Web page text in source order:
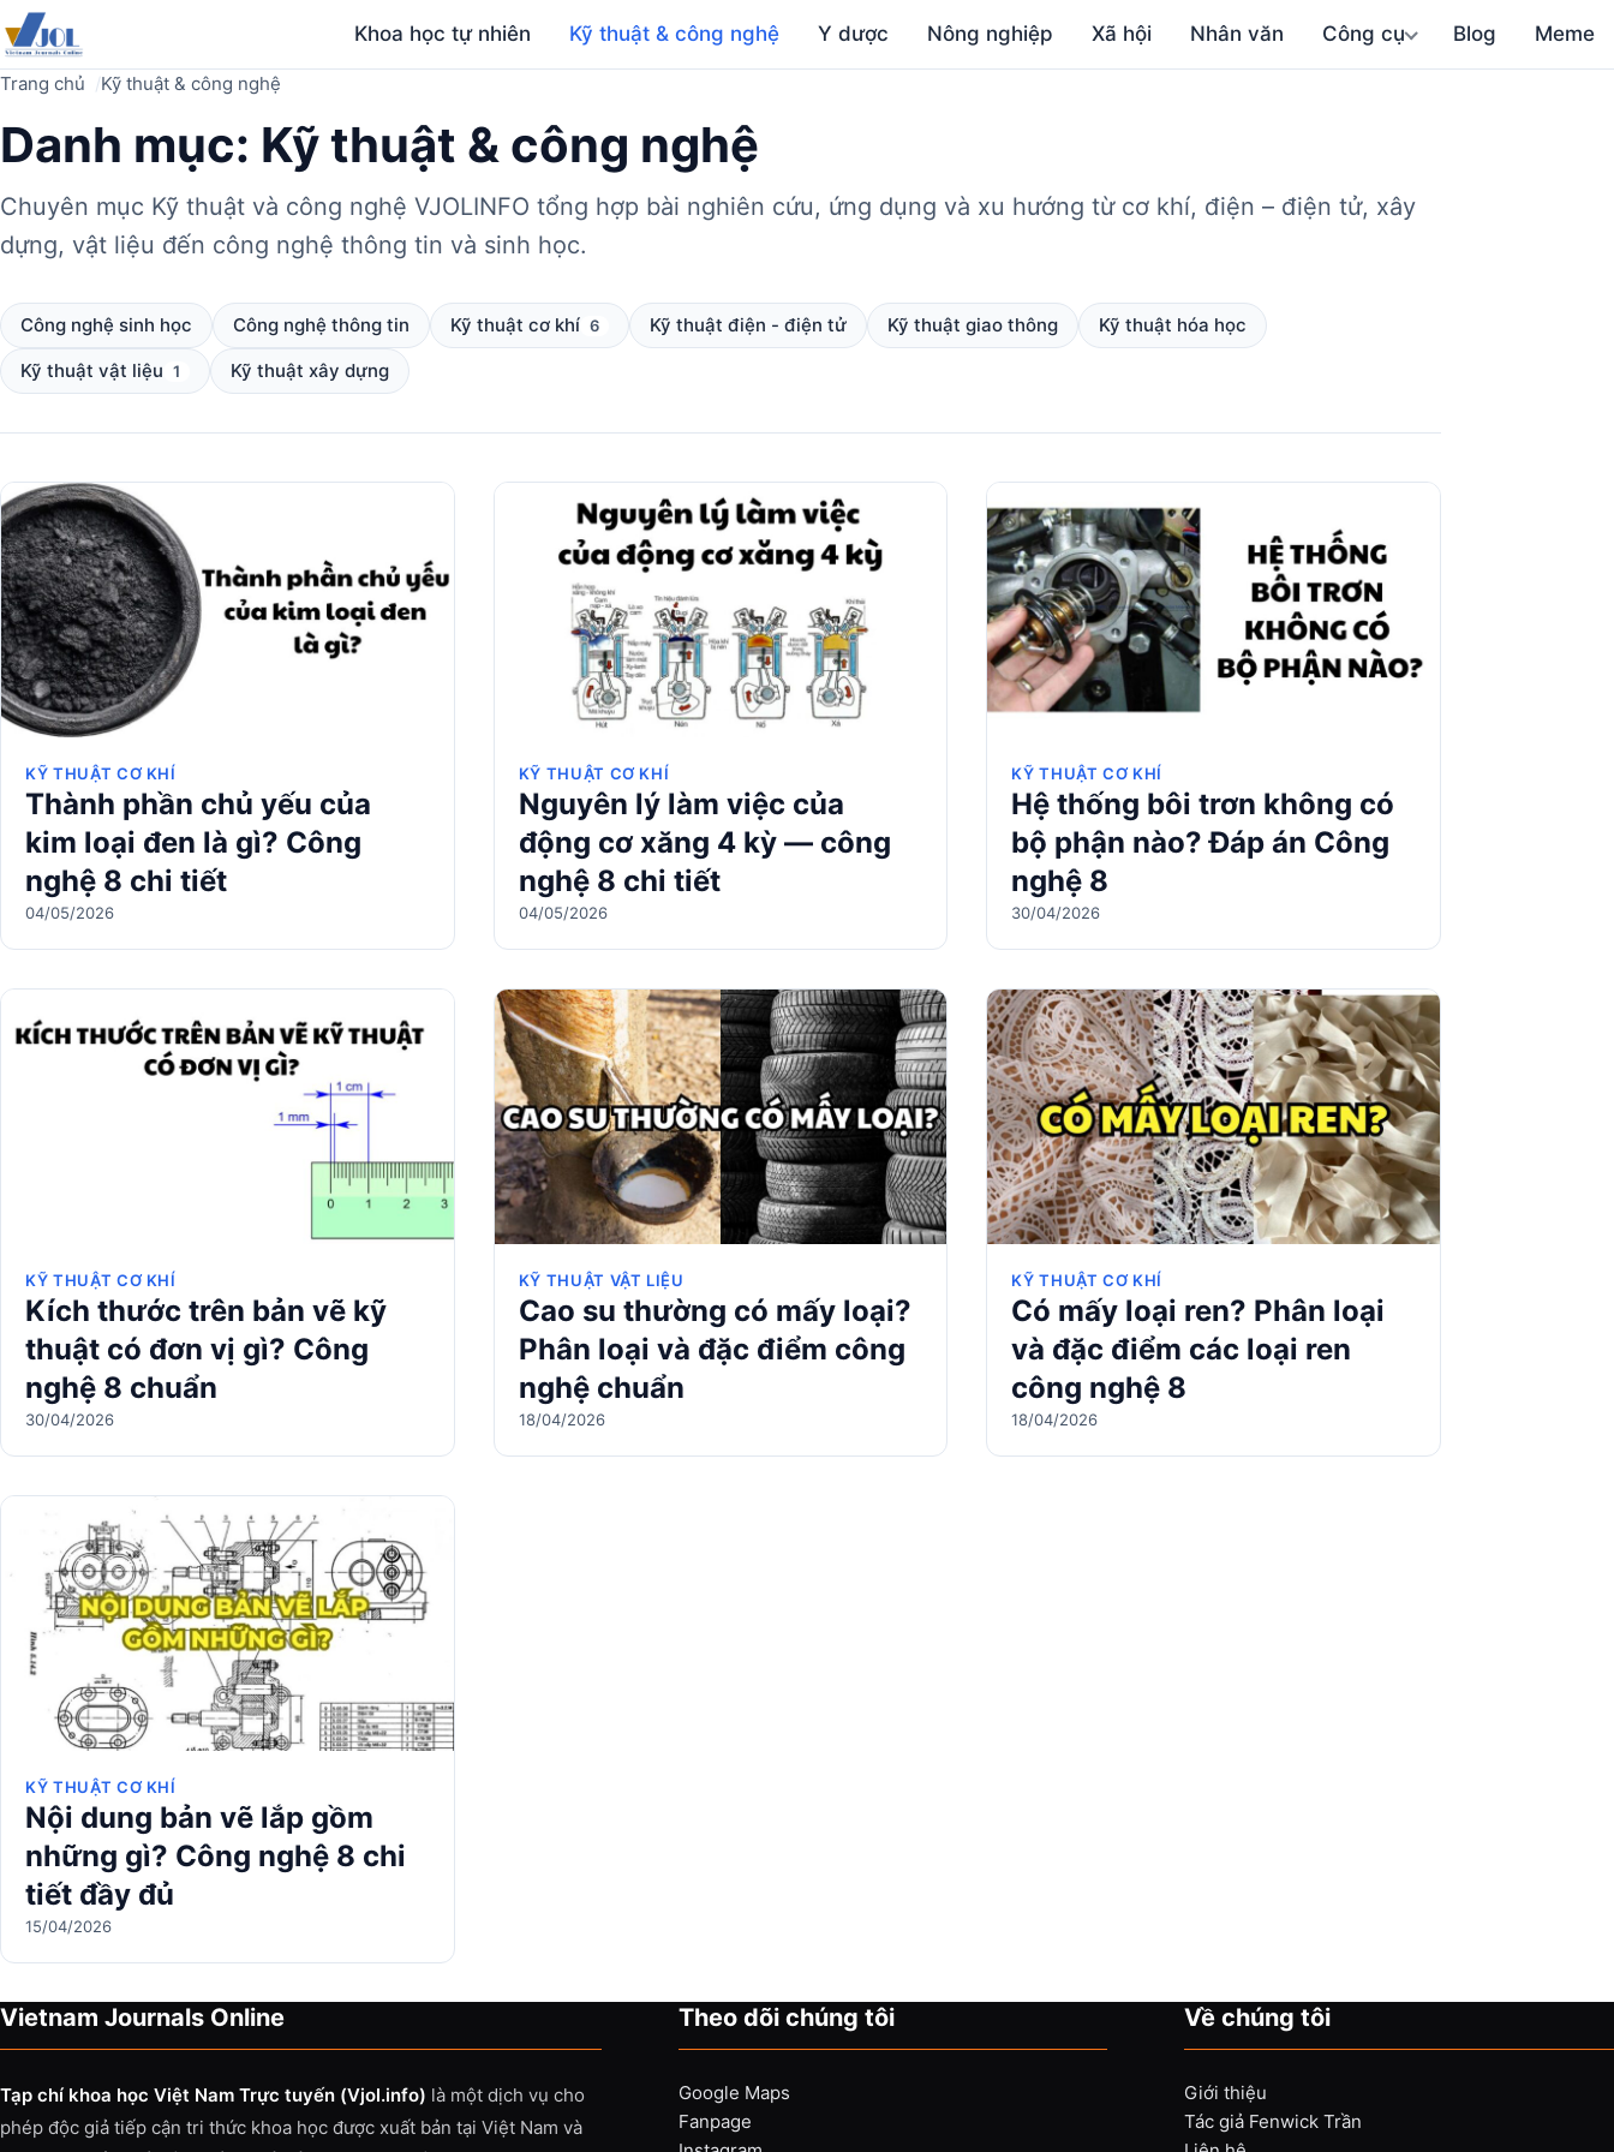
Khoa học tự nhiên Kỹ thuật & công nghệ Y dược Nông nghiệp Xã hội Nhân văn Công cụ Blog Meme
Trang chủ Kỹ thuật & công nghệ
Danh mục: Kỹ thuật & công nghệ
Chuyên mục Kỹ thuật và công nghệ VJOLINFO tổng hợp bài nghiên cứu, ứng dụng và xu hướng từ cơ khí, điện – điện tử, xây
dựng, vật liệu đến công nghệ thông tin và sinh học.
Công nghệ sinh học Công nghệ thông tin Kỹ thuật cơ khí 6 Kỹ thuật điện - điện tử Kỹ thuật giao thông
Kỹ thuật hóa học
Kỹ thuật vật liệu 1 Kỹ thuật xây dựng
KỸ THUẬT CƠ KHÍ
Thành phần chủ yếu của
kim loại đen là gì? Công
nghệ 8 chi tiết
04/05/2026
KỸ THUẬT CƠ KHÍ
Nguyên lý làm việc của
động cơ xăng 4 kỳ — công
nghệ 8 chi tiết
04/05/2026
KỸ THUẬT CƠ KHÍ
Hệ thống bôi trơn không có
bộ phận nào? Đáp án Công
nghệ 8
30/04/2026
KỸ THUẬT CƠ KHÍ
Kích thước trên bản vẽ kỹ
thuật có đơn vị gì? Công
nghệ 8 chuẩn
30/04/2026
KỸ THUẬT VẬT LIỆU
Cao su thường có mấy loại?
Phân loại và đặc điểm công
nghệ chuẩn
18/04/2026
KỸ THUẬT CƠ KHÍ
Có mấy loại ren? Phân loại
và đặc điểm các loại ren
công nghệ 8
18/04/2026
KỸ THUẬT CƠ KHÍ
Nội dung bản vẽ lắp gồm
những gì? Công nghệ 8 chi
tiết đầy đủ
15/04/2026
Vietnam Journals Online
Tạp chí khoa học Việt Nam Trực tuyến (Vjol.info) là một dịch vụ cho
phép độc giả tiếp cận tri thức khoa học được xuất bản tại Việt Nam và
Theo dõi chúng tôi
Google Maps
Fanpage
Về chúng tôi
Giới thiệu
Tác giả Fenwick Trần